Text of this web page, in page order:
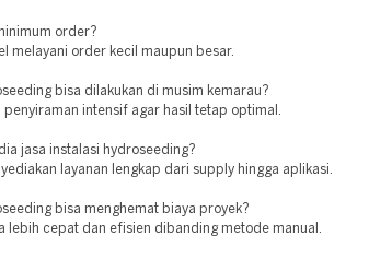
order?
melayani order kecil maupun besar.
bisa dilakukan di musim kemarau?
penyiraman intensif agar hasil tetap optimal.
jasa instalasi hydroseeding?
layanan lengkap dari supply hingga aplikasi.
bisa menghemat biaya proyek?
lebih cepat dan efisien dibanding metode manual.